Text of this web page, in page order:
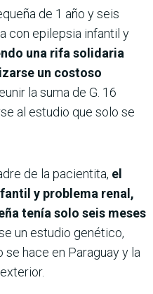
de 1 año y seis
con epilepsia infantil y
una rifa solidaria
un costoso
la suma de G. 16
al estudio que solo se
de la pacientita, el
y problema renal,
tenía solo seis meses
un estudio genético,
hace en Paraguay y la